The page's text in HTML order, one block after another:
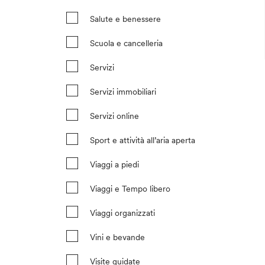
Salute e benessere
Scuola e cancelleria
Servizi
Servizi immobiliari
Servizi online
Sport e attività all’aria aperta
Viaggi a piedi
Viaggi e Tempo libero
Viaggi organizzati
Vini e bevande
Visite guidate